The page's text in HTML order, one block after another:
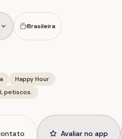
Brasileira
Happy Hour
petiscos.
Avaliar no app